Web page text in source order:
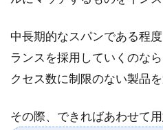
中長期的なスパンである程
ランスを採用していくのな
クセス数に制限のない製品
その際、できればあわせて